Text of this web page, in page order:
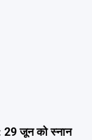
जून को स्नान